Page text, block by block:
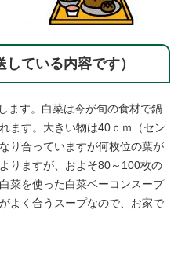
ている内容です）
ます。白菜は今が旬の食材で鍋
ます。大きい物は40ｃｍ（セン
り合っていますが何枚位の葉が
りますが、およそ80～100枚の
菜を使った白菜ベーコンスープ
よく合うスープなので、お家で